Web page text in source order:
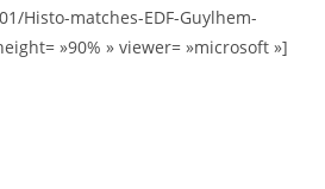
Histo-matches-EDF-Guylhem-
»90% » viewer= »microsoft »]